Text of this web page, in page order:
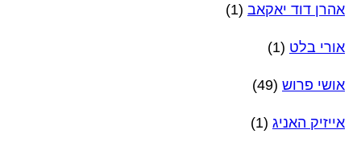
אהרן דוד יאקאב (1)
אורי בלט (1)
אושי פרוש (49)
אייזיק האניג (1)